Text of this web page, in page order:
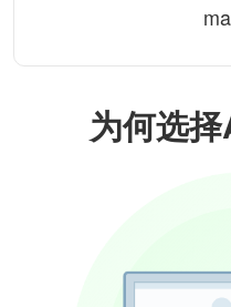
为何选